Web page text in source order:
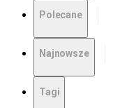
Polecane
Najnowsze
Tagi